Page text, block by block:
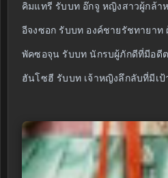
คิมแทรี รับบท อ๊กจู หญิงสาวผู้กล้
อีจงซอก รับบท องค์ชายรัชทายาท
พัคซอจุน รับบท นักรบผู้ภักดีที่มีอดี
ฮันโซฮี รับบท เจ้าหญิงลึกลับที่มีเป้